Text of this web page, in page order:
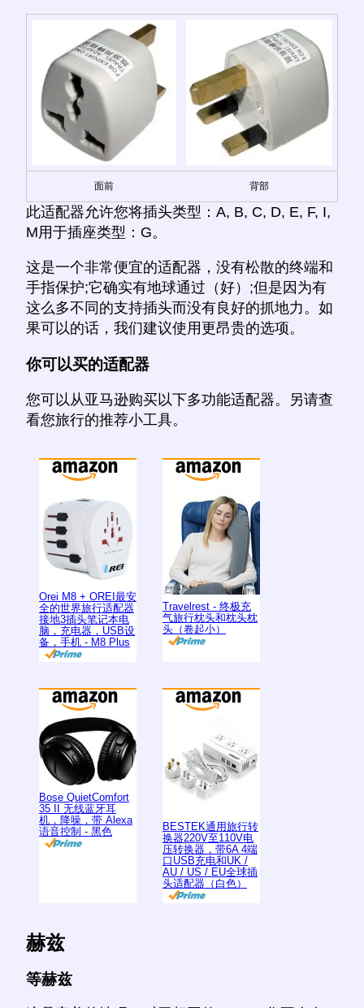
面前 背部
此适配器允许您将插头类型：A, B, C, D, E, F, I,
M用于插座类型：G。
这是一个非常便宜的适配器，没有松散的终端和
手指保护;它确实有地球通过（好）;但是因为有
这么多不同的支持插头而没有良好的抓地力。如
果可以的话，我们建议使用更昂贵的选项。
你可以买的适配器
您可以从亚马逊购买以下多功能适配器。另请查
看您旅行的推荐小工具。
Orei M8 + OREI最安
全的世界旅行适配器
接地3插头笔记本电
脑，充电器，USB设
备，手机 - M8 Plus
Travelrest - 终极充
气旅行枕头和枕头枕
头（卷起小）
Bose QuietComfort
35 II 无线蓝牙耳
机，降噪，带 Alexa
语音控制 - 黑色
BESTEK通用旅行转
换器220V至110V电
压转换器，带6A 4端
口USB充电和UK /
AU / US / EU全球插
头适配器（白色）
赫兹
等赫兹